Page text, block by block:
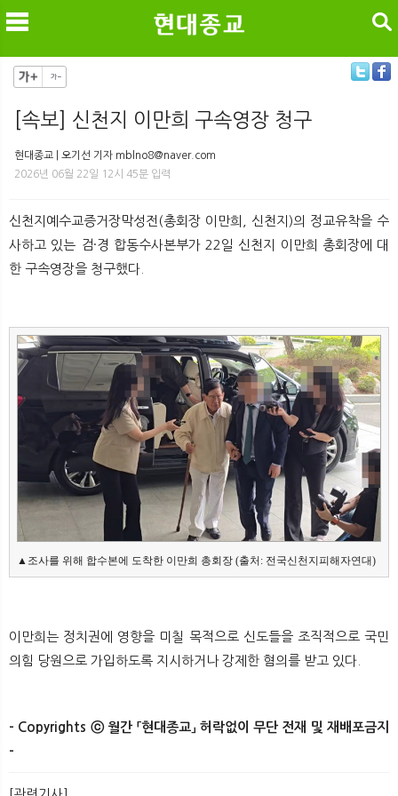
뉴
검색
[속보] 신천지 이만희 구속영장 청구
현대종교 | 오기선 기자 mblno8@naver.com
2026년 06월 22일 12시 45분 입력
신천지예수교증거장막성전(총회장 이만희, 신천지)의 정교유착을 수
사하고 있는 검·경 합동수사본부가 22일 신천지 이만희 총회장에 대
한 구속영장을 청구했다.
▲조사를 위해 합수본에 도착한 이만희 총회장 (출처: 전국신천지피해자연대)
이만희는 정치권에 영향을 미칠 목적으로 신도들을 조직적으로 국민
의힘 당원으로 가입하도록 지시하거나 강제한 혐의를 받고 있다.
- Copyrights ⓒ 월간 「현대종교」 허락없이 무단 전재 및 재배포금지
-